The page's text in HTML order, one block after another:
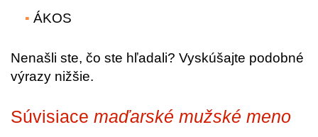
ÁKOS
Nenašli ste, čo ste hľadali? Vyskúšajte podobné
výrazy nižšie.
Súvisiace maďarské mužské meno